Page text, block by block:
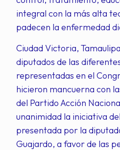
integral con la más alta
padecen la enfermedad
Ciudad Victoria,
diputados de las
representadas en el
hicieron mancuerna con
del Partido Acción
unanimidad la iniciativa
presentada por la
Guajardo, a favor de las